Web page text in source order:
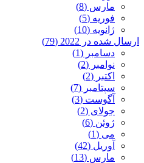
مارس (8)
فوریه (5)
ژانویه (10)
ارسال شده در 2022 (79)
دسامبر (1)
نوامبر (2)
اکتبر (2)
سپتامبر (7)
آگوست (3)
جولای (2)
ژوئن (6)
می (1)
آوریل (42)
مارس (13)